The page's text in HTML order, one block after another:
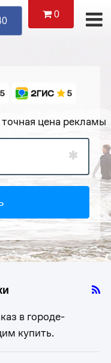
0
Уже
цена рекламы
в городе-
купить.